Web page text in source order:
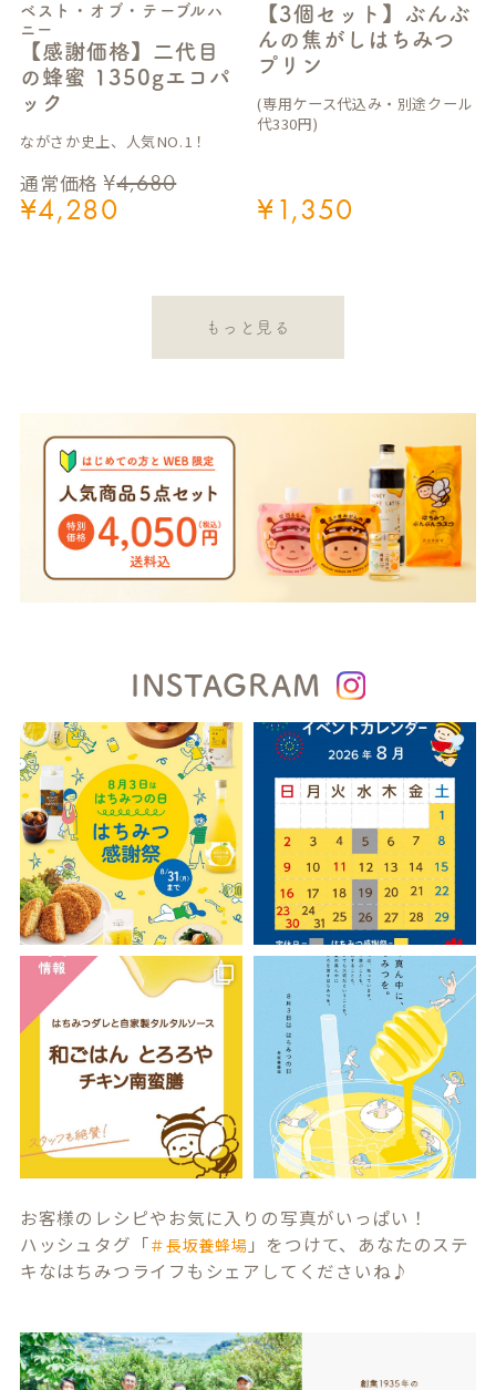
ベスト・オブ・テーブルハ
ニー
【感謝価格】二代目
の蜂蜜 1350gエコパ
ック
通常価格 ¥4,680
¥4,280
ながさか史上、人気NO.1！
【3個セット】ぶんぶ
んの焦がしはちみつ
プリン
¥1,350
(専用ケース代込み・別途クール
代330円)
もっと見る
INSTAGRAM
お客様のレシピやお気に入りの写真がいっぱい！
ハッシュタグ「＃長坂養蜂場 」をつけて、あなたのステ
キなはちみつライフもシェアしてくださいね♪